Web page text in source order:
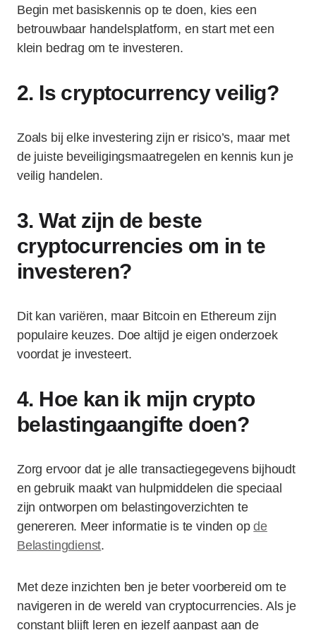
Begin met basiskennis op te doen, kies een
betrouwbaar handelsplatform, en start met een
klein bedrag om te investeren.
2. Is cryptocurrency veilig?
Zoals bij elke investering zijn er risico’s, maar met
de juiste beveiligingsmaatregelen en kennis kun je
veilig handelen.
3. Wat zijn de beste
cryptocurrencies om in te
investeren?
Dit kan variëren, maar Bitcoin en Ethereum zijn
populaire keuzes. Doe altijd je eigen onderzoek
voordat je investeert.
4. Hoe kan ik mijn crypto
belastingaangifte doen?
Zorg ervoor dat je alle transactiegegevens bijhoudt
en gebruik maakt van hulpmiddelen die speciaal
zijn ontworpen om belastingoverzichten te
genereren. Meer informatie is te vinden opde
Belastingdienst.
Met deze inzichten ben je beter voorbereid om te
navigeren in de wereld van cryptocurrencies. Als je
constant blijft leren en jezelf aanpast aan de